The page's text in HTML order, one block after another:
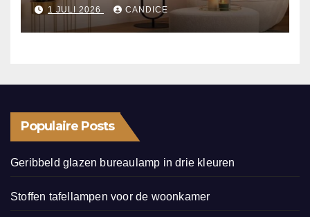
1 JULI 2026 CANDICE
Populaire Posts
Geribbeld glazen bureaulamp in drie kleuren
Stoffen tafellampen voor de woonkamer